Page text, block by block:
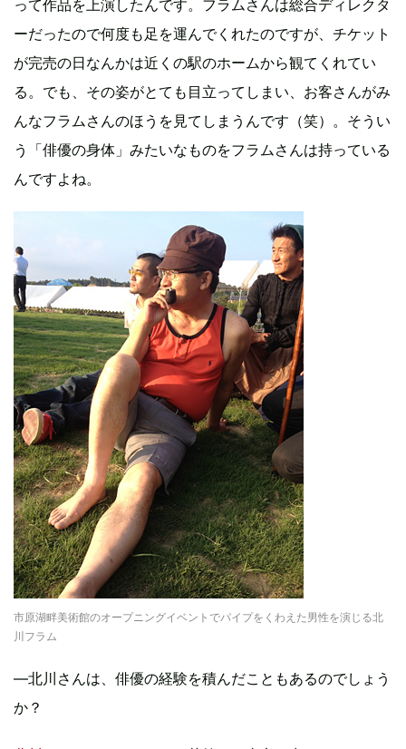
って作品を上演したんです。フラムさんは総合ディレクタ
ーだったので何度も足を運んでくれたのですが、チケット
が完売の日なんかは近くの駅のホームから観てくれてい
る。でも、その姿がとても目立ってしまい、お客さんがみ
んなフラムさんのほうを見てしまうんです（笑）。そうい
う「俳優の身体」みたいなものをフラムさんは持っている
んですよね。
市原湖畔美術館のオープニングイベントでパイプをくわえた男性を演じる北
川フラム
―北川さんは、俳優の経験を積んだこともあるのでしょう
か？